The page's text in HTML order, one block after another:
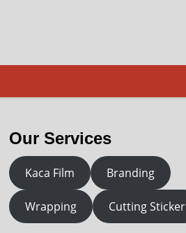
Our Services
Kaca Film Branding
Wrapping Cutting Sticker